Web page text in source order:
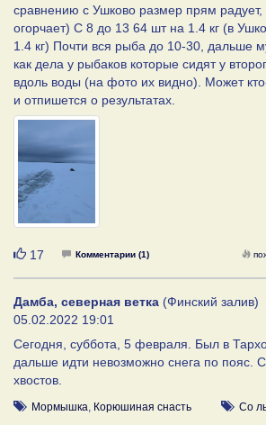
сравнению с Ушково размер прям радует,
огорчает) С 8 до 13 64 шт на 1.4 кг (в
1.4 кг) Почти вся рыба до 10-30, дальше
как дела у рыбаков которые сидят у
вдоль воды (на фото их видно). Может
и отпишется о результатах.
Нравится
17 Комментарии (1)
Дамба, северная ветка (Финский залив)
05.02.2022 19:01
Сегодня, суббота, 5 февраля. Был в
дальше идти невозможно снега по пояс.
хвостов.
Мормышка, Корюшиная снасть Со